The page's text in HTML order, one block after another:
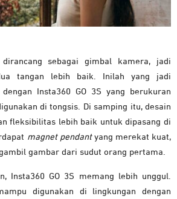
sebagai gimbal kamera, jadi
tangan lebih baik. Inilah yang jadi
Insta360 GO 3S yang berukuran
di tongsis. Di samping itu, desain
fleksibilitas lebih baik untuk dipasang di
magnet pendantyang merekat kuat,
gambar dari sudut orang pertama.
Insta360 GO 3S memang lebih unggul.
digunakan di lingkungan dengan